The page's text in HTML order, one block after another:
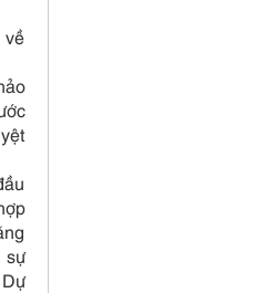
về
sự